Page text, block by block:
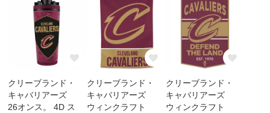
クリーブランド・
キャバリアーズ
26オンス。 4D ス
クリーブランド・
キャバリアーズ
ウィンクラフト
クリーブランド・
キャバリアーズ
ウィンクラフト